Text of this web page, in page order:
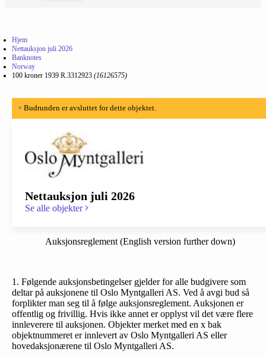
Hjem
Nettauksjon juli 2026
Banknotes
Norway
100 kroner 1939 R.3312923 (16126575)
× Budrunden er avsluttet for dette objektet.
Nettauksjon juli 2026
Se alle objekter
Auksjonsreglement (English version further down)
1. Følgende auksjonsbetingelser gjelder for alle budgivere som
deltar på auksjonene til Oslo Myntgalleri AS. Ved å avgi bud så
forplikter man seg til å følge auksjonsreglement. Auksjonen er
offentlig og frivillig. Hvis ikke annet er opplyst vil det være flere
innleverere til auksjonen. Objekter merket med en x bak
objektnummeret er innlevert av Oslo Myntgalleri AS eller
hovedaksjonærene til Oslo Myntgalleri AS.